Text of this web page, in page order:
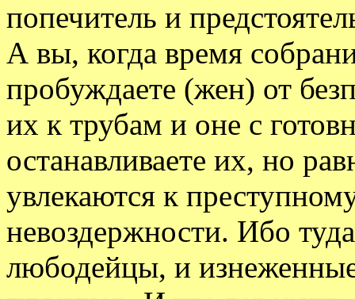
попечитель и
А вы, когда время
пробуждаете (жен) от
их к трубам и оне с
останавливаете их, но
увлекаются к
невоздержности. Ибо
любодейцы, и